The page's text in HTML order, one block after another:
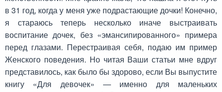
в 31 год, когда у меня уже подрастающие дочки! Конечно,
я стараюсь теперь несколько иначе выстраивать
воспитание дочек, без «эмансипированного» примера
перед глазами. Перестраивая себя, подаю им пример
Женского поведения. Но читая Ваши статьи мне вдруг
представилось, как было бы здорово, если Вы выпустите
книгу «Для девочек» — именно для маленьких